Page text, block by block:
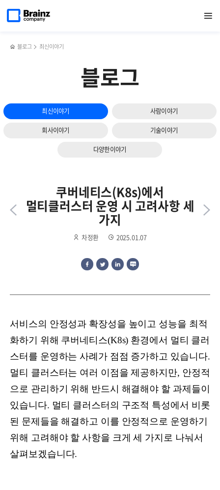
열기
페이지로
블로그 최신이야기
블로그
최신이야기 사람이야기
회사이야기 기술이야기
다양한이야기
힘차게
시작하다.
쿠버네티스(K8s)에서
멀티클러스터 운영 시 고려사항 세
가지
차정환 2025.01.07
6가지
서비스의 안정성과 확장성을 높이고 성능을 최적
화하기 위해 쿠버네티스(K8s) 환경에서 멀티 클러
스터를 운영하는 사례가 점점 증가하고 있습니다.
멀티 클러스터는 여러 이점을 제공하지만, 안정적
으로 관리하기 위해 반드시 해결해야 할 과제들이
있습니다. 멀티 클러스터의 구조적 특성에서 비롯
된 문제들을 해결하고 이를 안정적으로 운영하기
위해 고려해야 할 사항을 크게 세 가지로 나눠서
살펴보겠습니다.
다음
슬라이드